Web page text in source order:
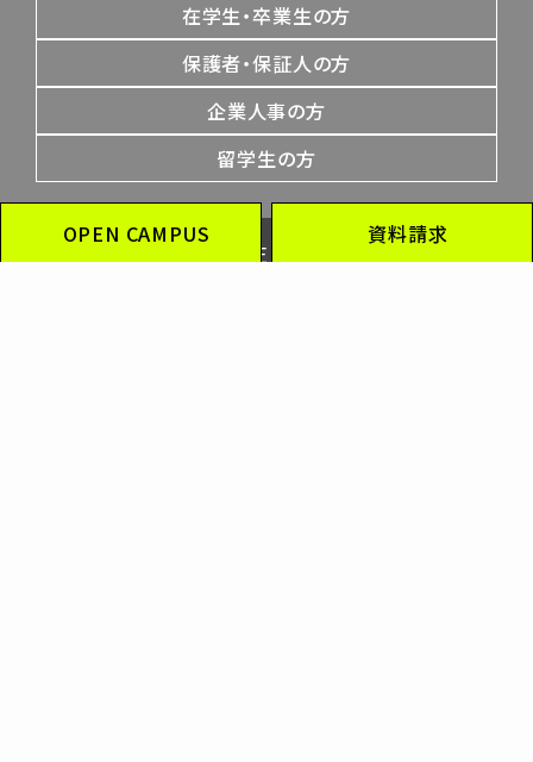
OPEN CAMPUS 資料請求
在学生・卒業生の方
保護者・保証人の方
企業人事の方
留学生の方
PAGE TOP